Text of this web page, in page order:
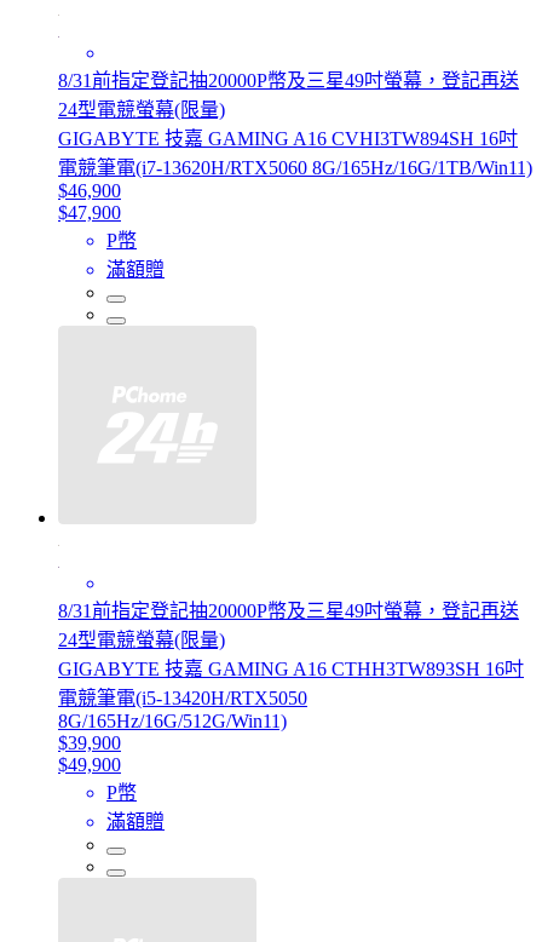
8/31前指定登記抽20000P幣及三星49吋螢幕，登記再送
24型電競螢幕(限量)
GIGABYTE 技嘉 GAMING A16 CVHI3TW894SH 16吋
電競筆電(i7-13620H/RTX5060 8G/165Hz/16G/1TB/Win11)
$46,900
$47,900
P幣
滿額贈
8/31前指定登記抽20000P幣及三星49吋螢幕，登記再送
24型電競螢幕(限量)
GIGABYTE 技嘉 GAMING A16 CTHH3TW893SH 16吋
電競筆電(i5-13420H/RTX5050
8G/165Hz/16G/512G/Win11)
$39,900
$49,900
P幣
滿額贈